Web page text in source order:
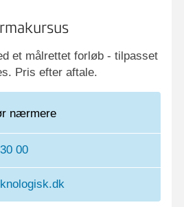
et målrettet forløb - tilpasset
Pris efter aftale.
nærmere
00